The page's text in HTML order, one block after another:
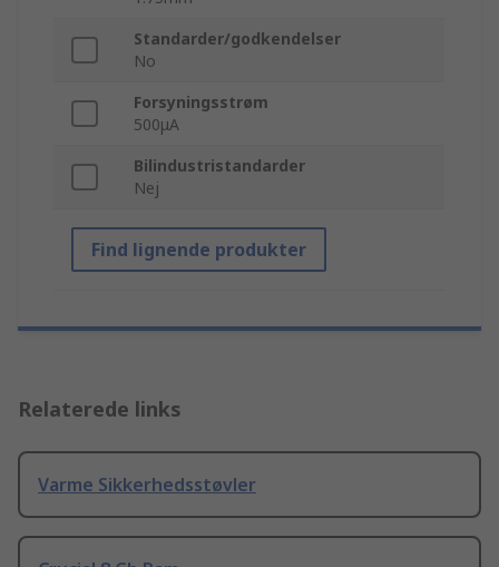
Standarder/godkendelser
No
Forsyningsstrøm
500μA
Bilindustristandarder
Nej
Find lignende produkter
Relaterede links
Varme Sikkerhedsstøvler